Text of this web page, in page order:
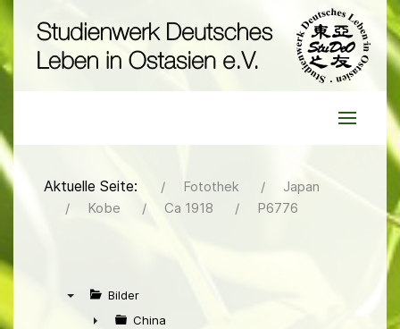
Aktuelle Seite: Fotothek
Japan
Kobe
Ca 1918 P6776
Bilder
China